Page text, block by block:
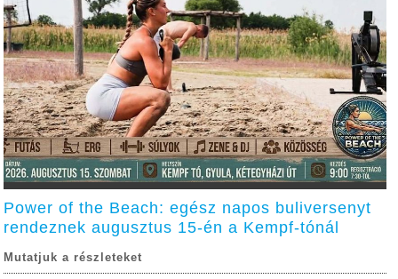
Power of the Beach: egész napos buliversenyt
rendeznek augusztus 15-én a Kempf-tónál
Mutatjuk a részleteket